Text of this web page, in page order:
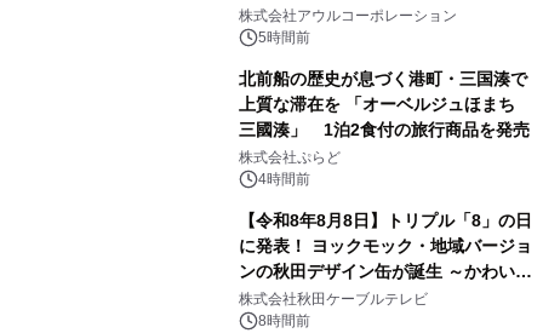
大人の冬旅を。ー夕日ヶ浦温泉「佳松
苑 別邸ふうか」ー
株式会社アウルコーポレーション
5時間前
北前船の歴史が息づく港町・三国湊で
上質な滞在を 「オーベルジュほまち
三國湊」 1泊2食付の旅行商品を発売
株式会社ぷらど
4時間前
【令和8年8月8日】トリプル「8」の日
に発表！ ヨックモック・地域バージョ
ンの秋田デザイン缶が誕生 ～かわいい
秋田犬の子犬と秋田の四季と名所を巡
るパッケージ～ 9月1日(火)秋田県内で
株式会社秋田ケーブルテレビ
8時間前